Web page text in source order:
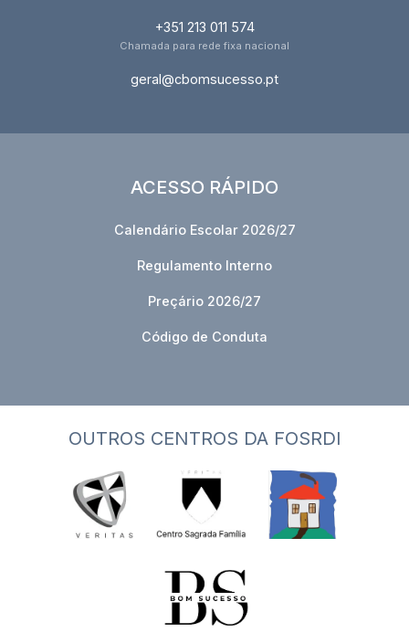
+351 213 011 574
Chamada para rede fixa nacional
geral@cbomsucesso.pt
ACESSO RÁPIDO
Calendário Escolar 2026/27
Regulamento Interno
Preçário 2026/27
Código de Conduta
OUTROS CENTROS DA FOSRDI